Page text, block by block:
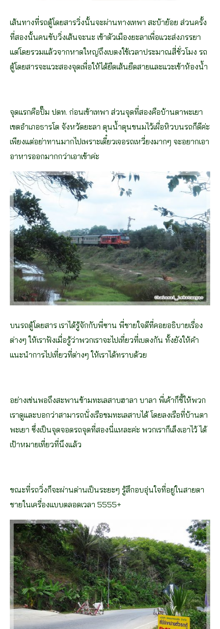
เส้นทางที่รถตู้โดยสารวิ่งนั้นจะผ่านทางเทพา สะบ้าย้อย ส่วนครั้ง
ที่สองนั้นคนขับวิ่งเส้นจะนะ เข้าตัวเมืองยะลาเพื่อแวะส่งภรรยา
แต่โดยรวมแล้วจากหาดใหญ่ถึงเบตงใช้เวลาประมาณสี่ชั่วโมง รถ
ตู้โดยสารจะแวะสองจุดเพื่อให้ได้ยืดเส้นยืดสายและแวะเข้าห้องน้ำ
จุดแรกคือปั๊ม ปตท. ก่อนเข้าเทพา ส่วนจุดที่สองคือบ้านตาพะเยา
เขตอำเภอธารโต จังหวัดยะลา ตุนน้ำตุนขนมไว้เผื่อหิวบนรถก็ดีค่ะ
เพียงแต่อย่าทานมากไปเพราะเดี๋ยวเจอรถเหวี่ยงมากๆ จะอยากเอา
อาหารออกมากกว่าเอาเข้าค่ะ
บนรถตู้โดยสาร เราได้รู้จักกับพี่ซาน พี่ชายใจดีที่คอยอธิบายเรื่อง
ต่างๆ ให้เราฟังเมื่อรู้ว่าพวกเราจะไปเที่ยวที่เบตงกัน ทั้งยังให้คำ
แนะนำการไปเที่ยวที่ต่างๆ ให้เราได้ทราบด้วย
อย่างเช่นพอถึงสะพานข้ามทะเลสาบฮาลา บาลา พี่เค้าก็ชี้ให้พวก
เราดูและบอกว่าสามารถนั่งเรือชมทะเลสาบได้ โดยลงเรือที่บ้านตา
พะเยา ซึ่งเป็นจุดจอดรถจุดที่สองนี่แหละค่ะ พวกเราก็เล็งเอาไว้ ได้
เป้าหมายเที่ยวที่นึงแล้ว
ขณะที่รถวิ่งก็จะผ่านด่านเป็นระยะๆ รู้สึกอบอุ่นใจที่อยู่ในสายตา
ชายในเครื่องแบบตลอดเวลา 5555+